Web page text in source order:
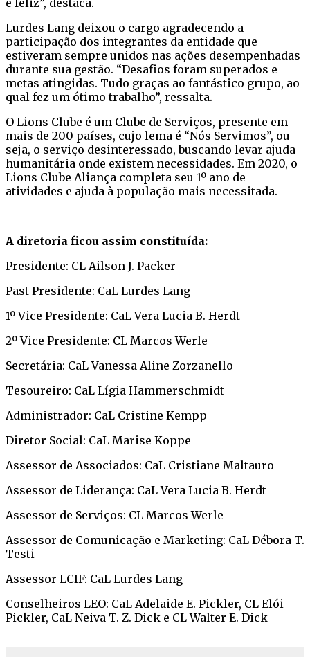
Lurdes Lang deixou o cargo agradecendo a
participação dos integrantes da entidade que
estiveram sempre unidos nas ações desempenhadas
durante sua gestão. “Desafios foram superados e
metas atingidas. Tudo graças ao fantástico grupo, ao
qual fez um ótimo trabalho”, ressalta.
O Lions Clube é um Clube de Serviços, presente em
mais de 200 países, cujo lema é “Nós Servimos”, ou
seja, o serviço desinteressado, buscando levar ajuda
humanitária onde existem necessidades. Em 2020, o
Lions Clube Aliança completa seu 1º ano de
atividades e ajuda à população mais necessitada.
A diretoria ficou assim constituída:
Presidente: CL Ailson J. Packer
Past Presidente: CaL Lurdes Lang
1º Vice Presidente: CaL Vera Lucia B. Herdt
2º Vice Presidente: CL Marcos Werle
Secretária: CaL Vanessa Aline Zorzanello
Tesoureiro: CaL Lígia Hammerschmidt
Administrador: CaL Cristine Kempp
Diretor Social: CaL Marise Koppe
Assessor de Associados: CaL Cristiane Maltauro
Assessor de Liderança: CaL Vera Lucia B. Herdt
Assessor de Serviços: CL Marcos Werle
Assessor de Comunicação e Marketing: CaL Débora T.
Testi
Assessor LCIF: CaL Lurdes Lang
Conselheiros LEO: CaL Adelaide E. Pickler, CL Elói
Pickler, CaL Neiva T. Z. Dick e CL Walter E. Dick